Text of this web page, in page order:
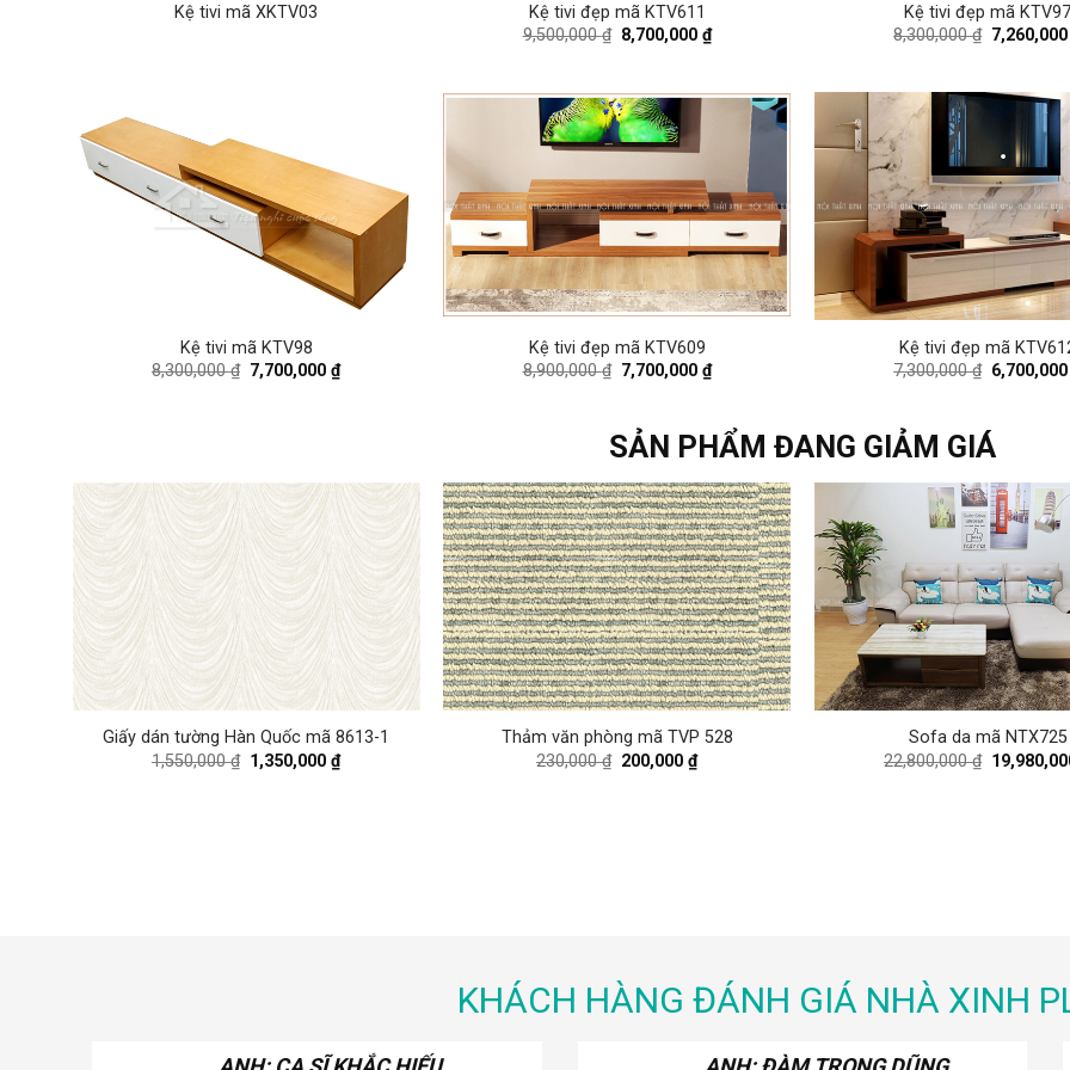
Kệ tivi mã XKTV03
Kệ tivi đẹp mã KTV611
9,500,000₫ Original
price
8,700,000 ₫Current
price
Kệ tivi đẹp mã KTV97
8,300,000₫ Original
price
Kệ tivi mã KTV98
8,300,000₫ Original
price
7,700,000₫Current
price
Kệ tivi đẹp mã KTV609
8,900,000₫ Original
price
7,700,000 ₫Current
price
Kệ tivi đẹp mã
7,300,000₫ Original
price
SẢN PHẨM ĐANG GIẢM GIÁ
Giấy dán tường Hàn Quốc mã 8613-1
1,550,000₫ Original
price
1,350,000₫Current
price
Thảm văn phòng mã TVP 528
230,000₫ Original
price
200,000₫Current
price
Sofa da mã NTX725
22,800,000₫ Original
price
KHÁCH HÀNG ĐÁNH GIÁ NHÀ XINH